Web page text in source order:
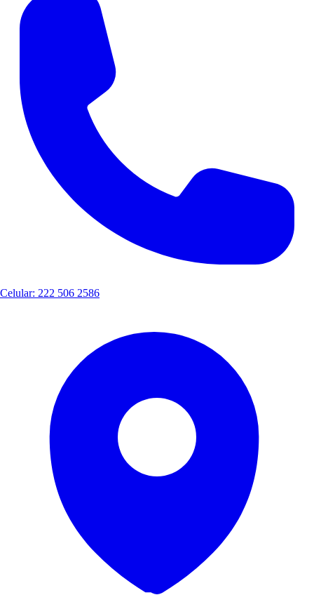
Celular: 222 506 2586